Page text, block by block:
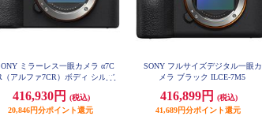
ミラーレス一眼カメラ α7C
（アルファ7CR）ボディ シルバ
416,930円
(税込)
20,846円分ポイント還元
SONY フルサイズデジタル一眼カ
メラ ブラック ILCE-7M5
416,899円
(税込)
41,689円分ポイント還元